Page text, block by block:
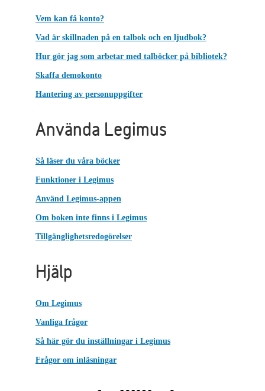
Vem kan få konto?
Vad är skillnaden på en talbok och en ljudbok?
Hur gör jag som arbetar med talböcker på bibliotek?
Skaffa demokonto
Hantering av personuppgifter
Använda Legimus
Så läser du våra böcker
Funktioner i Legimus
Använd Legimus-appen
Om boken inte finns i Legimus
Tillgänglighetsredogörelser
Hjälp
Om Legimus
Vanliga frågor
Så här gör du inställningar i Legimus
Frågor om inläsningar